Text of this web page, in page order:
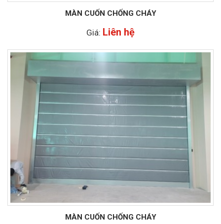
MÀN CUỐN CHỐNG CHÁY
Giá: Liên hệ
MÀN CUỐN CHỐNG CHÁY